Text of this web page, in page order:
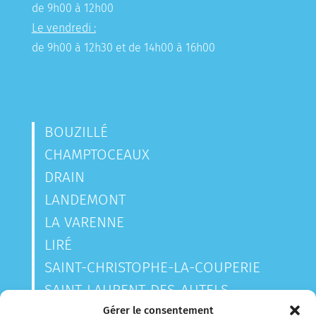
Gérer le consentement
de 9h00 à 12h00
Le vendredi :
de 9h00 à 12h30 et de 14h00 à 16h00
BOUZILLÉ
CHAMPTOCEAUX
DRAIN
LANDEMONT
LA VARENNE
LIRÉ
SAINT-CHRISTOPHE-LA-COUPERIE
SAINT-LAURENT-DES-AUTELS
SAINT-SAUVEUR-DE-LANDEMONT